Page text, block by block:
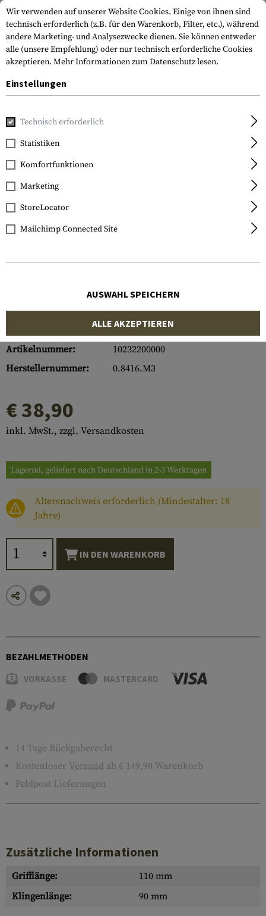
Home Ausrüstung Sentinel
Victorinox
Sentinel Clip One Hand
Artikelnummer:
10232200000
Herstellernummer:
0.8416.M3
€ 38,90
inkl. MwSt., zzgl. Versandkosten
Lagernd, geliefert nach Deutschland in 2-3 Werktagen
Altersnachweis erforderlich (Mindestalter: 18
Jahre)
IN DEN WARENKORB
BEZAHLMETHODEN
VORKASSE MASTERCARD
14 Tage Rückgaberecht
Kostenloser Versand ab € 149,90 Warenkorb
Feldpost Lieferungen
Zusätzliche Informationen
Grifflänge:
110 mm
Klingenlänge:
90 mm
Wir verwenden auf unserer Website Cookies. Einige von ihnen sind
technisch erforderlich (z.B. für den Warenkorb, Filter, etc.), während
andere Marketing- und Analysezwecke dienen. Sie können entweder
alle (unsere Empfehlung) oder nur technisch erforderliche Cookies
akzeptieren. Mehr Informationen zum Datenschutz lesen.
Einstellungen
Technisch erforderlich
Statistiken
Komfortfunktionen
Marketing
StoreLocator
Mailchimp Connected Site
AUSWAHL SPEICHERN
ALLE AKZEPTIEREN